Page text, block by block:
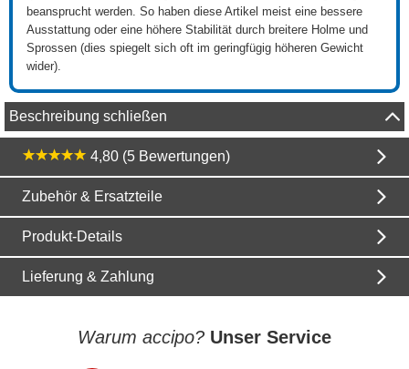
beansprucht werden. So haben diese Artikel meist eine bessere
Ausstattung oder eine höhere Stabilität durch breitere Holme und
Sprossen (dies spiegelt sich oft im geringfügig höheren Gewicht
wider).
Beschreibung schließen
4,80 (5 Bewertungen)
Zubehör & Ersatzteile
Produkt-Details
Lieferung & Zahlung
Warum accipo? Unser Service